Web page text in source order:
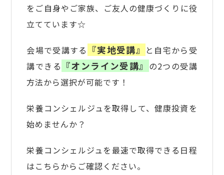
をご自身やご家族、ご友人の健康づくりに役
立てています☆
会場で受講する 『実地受講』
と自宅から受
講できる 『オンライン受講』 の2つの受講
方法から選択が可能です！
栄養コンシェルジュを取得して、健康投資を
始めませんか？
栄養コンシェルジュを最速で取得できる日程
はこちらからご確認ください。